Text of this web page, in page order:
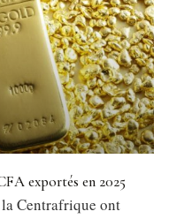
exportés en 2025
la Centrafrique ont